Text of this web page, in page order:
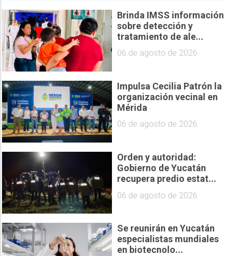
Brinda IMSS información
sobre detección y
tratamiento de ale...
06 de agosto de 2026
Impulsa Cecilia Patrón la
organización vecinal en
Mérida
06 de agosto de 2026
Orden y autoridad:
Gobierno de Yucatán
recupera predio estat...
06 de agosto de 2026
Se reunirán en Yucatán
especialistas mundiales
en biotecnolo...